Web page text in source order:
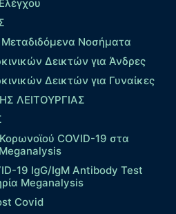
Μεταδιδόμενα Νοσήματα
Δεικτών για Άνδρες
Δεικτών για Γυναίκες
ΛΕΙΤΟΥΡΓΙΑΣ
COVID-19 στα
19 IgG/IgM Antibody Test
Meganalysis
Covid